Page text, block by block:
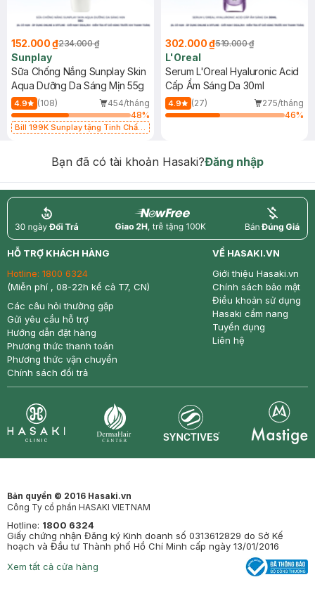
152.000 ₫234.000 ₫
Sunplay
Sữa Chống Nắng Sunplay Skin
Aqua Dưỡng Da Sáng Mịn 55g
4.9 (108)
454/tháng
48%
Bill 199K Sunplay tặng Tinh Chất
302.000 ₫519.000 ₫
L'Oreal
Serum L'Oreal Hyaluronic Acid
Cấp Ẩm Sáng Da 30ml
4.9 (27)
275/tháng
46%
Bạn đã có tài khoản Hasaki?Đăng nhập
return nowfree price
HỖ TRỢ KHÁCH HÀNG
Hotline: 1800 6324
(Miễn phí , 08-22h kể cả T7, CN)
Các câu hỏi thường gặp
Gửi yêu cầu hỗ trợ
Hướng dẫn đặt hàng
Phương thức thanh toán
Phương thức vận chuyển
Chính sách đổi trả
VỀ HASAKI.VN
Giới thiệu Hasaki.vn
Chính sách bảo mật
Điều khoản sử dụng
Hasaki cẩm nang
Tuyển dụng
Liên hệ
Bản quyền © 2016 Hasaki.vn
Công Ty cổ phần HASAKI VIETNAM
Hotline: 1800 6324
Giấy chứng nhận Đăng ký Kinh doanh số 0313612829 do Sở Kế
hoạch và Đầu tư Thành phố Hồ Chí Minh cấp ngày 13/01/2016
Xem tất cả cửa hàng